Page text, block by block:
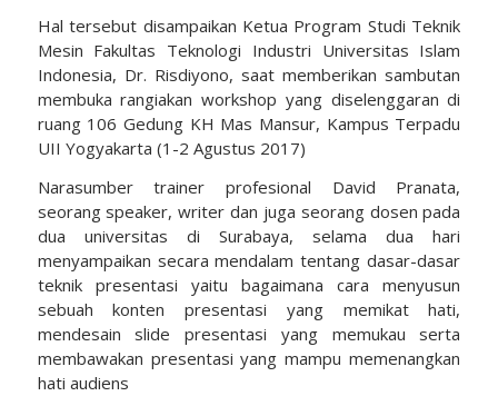
Hal tersebut disampaikan Ketua Program Studi Teknik
Mesin Fakultas Teknologi Industri Universitas Islam
Indonesia, Dr. Risdiyono, saat memberikan sambutan
membuka rangiakan workshop yang diselenggaran di
ruang 106 Gedung KH Mas Mansur, Kampus Terpadu
UII Yogyakarta (1-2 Agustus 2017)
Narasumber trainer profesional David Pranata,
seorang speaker, writer dan juga seorang dosen pada
dua universitas di Surabaya, selama dua hari
menyampaikan secara mendalam tentang dasar-dasar
teknik presentasi yaitu bagaimana cara menyusun
sebuah konten presentasi yang memikat hati,
mendesain slide presentasi yang memukau serta
membawakan presentasi yang mampu memenangkan
hati audiens